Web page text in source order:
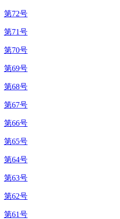
第72号
第71号
第70号
第69号
第68号
第67号
第66号
第65号
第64号
第63号
第62号
第61号